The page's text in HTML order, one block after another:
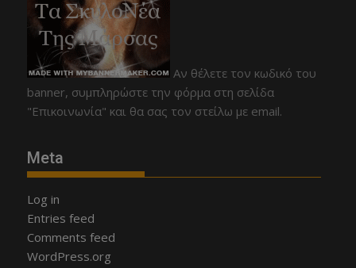
Αν θέλετε τον κωδικό του
banner, συμπληρώστε την φόρμα στη σελίδα
"Επικοινωνία" και θα σας τον στείλω με email.
Meta
Log in
Entries feed
Comments feed
WordPress.org